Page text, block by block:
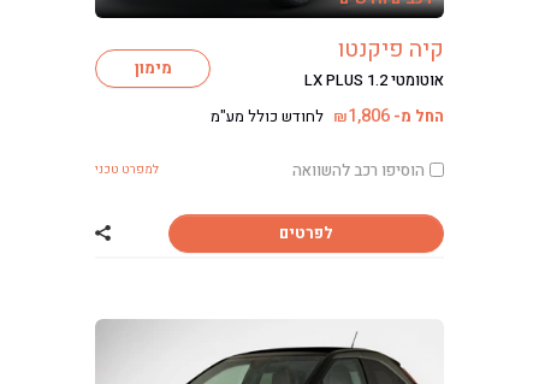
קיה פיקנטו
אוטומטי LX PLUS 1.2 מימון
החל מ- ₪1,806 לחודש כולל מע"מ
הוסיפו רכב להשוואה למפרט טכני
לפרטים שתף רכב קיה